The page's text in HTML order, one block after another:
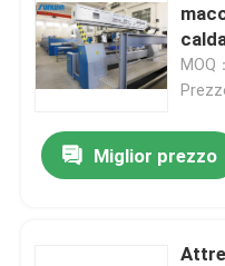
MOQ
Miglior prezzo